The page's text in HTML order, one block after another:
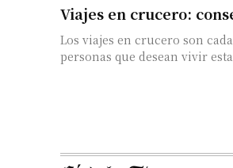
Viajes en crucero:
Los viajes en crucero son
personas que desean vivir